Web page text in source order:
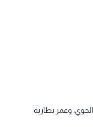
وعمر بطارية